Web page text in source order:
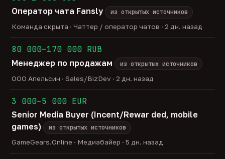
Оператор чата Fansly
из открытых источников
Команда скрыта · Чаттер / оператор чатов · 2 дн. назад
80 000–170 000 RUB
Менеджер по продажам
из открытых источников
ООО Апельсин · Sales/BizDev · 2 дн. назад
3 000–5 000 EUR
Senior Media Buyer (Incent/Rewar ded, mobile
games)
из открытых источников
GameGears.Online · Медиабайер · 5 дн. назад